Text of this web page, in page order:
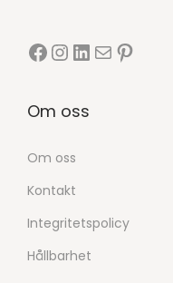
Om oss
Om oss
Kontakt
Integritetspolicy
Hållbarhet